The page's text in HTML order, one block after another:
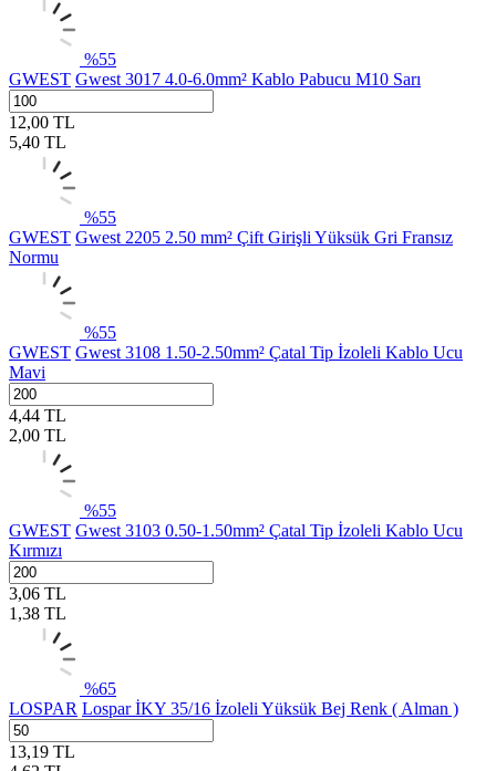
%55
GWEST Gwest 3017 4.0-6.0mm² Kablo Pabucu M10 Sarı
12,00 TL
5,40 TL
%55
GWEST Gwest 2205 2.50 mm² Çift Girişli Yüksük Gri Fransız
Normu
%55
GWEST Gwest 3108 1.50-2.50mm² Çatal Tip İzoleli Kablo Ucu
Mavi
4,44 TL
2,00 TL
%55
GWEST Gwest 3103 0.50-1.50mm² Çatal Tip İzoleli Kablo Ucu
Kırmızı
3,06 TL
1,38 TL
%65
LOSPAR Lospar İKY 35/16 İzoleli Yüksük Bej Renk ( Alman )
13,19 TL